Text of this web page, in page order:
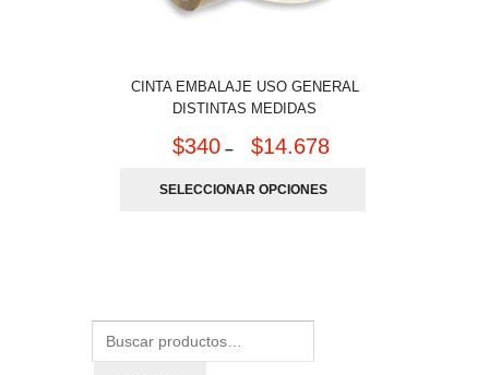
CINTA EMBALAJE USO GENERAL
DISTINTAS MEDIDAS
$340 – $14.678
SELECCIONAR OPCIONES